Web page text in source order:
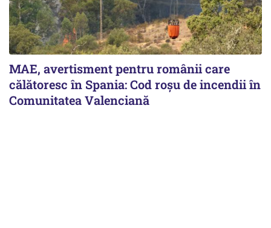
MAE, avertisment pentru românii care
călătoresc în Spania: Cod roșu de incendii în
Comunitatea Valenciană